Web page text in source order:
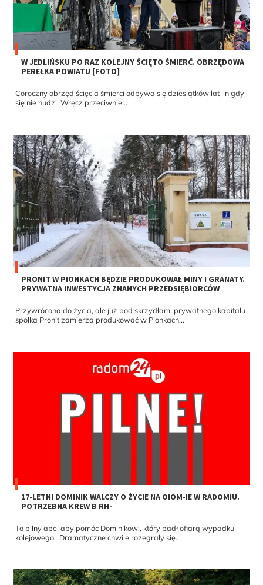
W JEDLIŃSKU PO RAZ KOLEJNY ŚCIĘTO ŚMIERĆ. OBRZĘDOWA
PEREŁKA POWIATU [FOTO]
Coroczny obrzęd ścięcia śmierci odbywa się dziesiątków lat i nigdy
się nie nudzi. Wręcz przeciwnie...
PRONIT W PIONKACH BĘDZIE PRODUKOWAŁ MINY I GRANATY.
PRYWATNA INWESTYCJA ZNANYCH PRZEDSIĘBIORCÓW
Przywrócona do życia, ale już pod skrzydłami prywatnego kapitału
spółka Pronit zamierza produkować w Pionkach...
17-LETNI DOMINIK WALCZY O ŻYCIE NA OIOM-IE W RADOMIU.
POTRZEBNA KREW B RH-
To pilny apel aby pomóc Dominikowi, który padł ofiarą wypadku
kolejowego. Dramatyczne chwile rozegrały się...